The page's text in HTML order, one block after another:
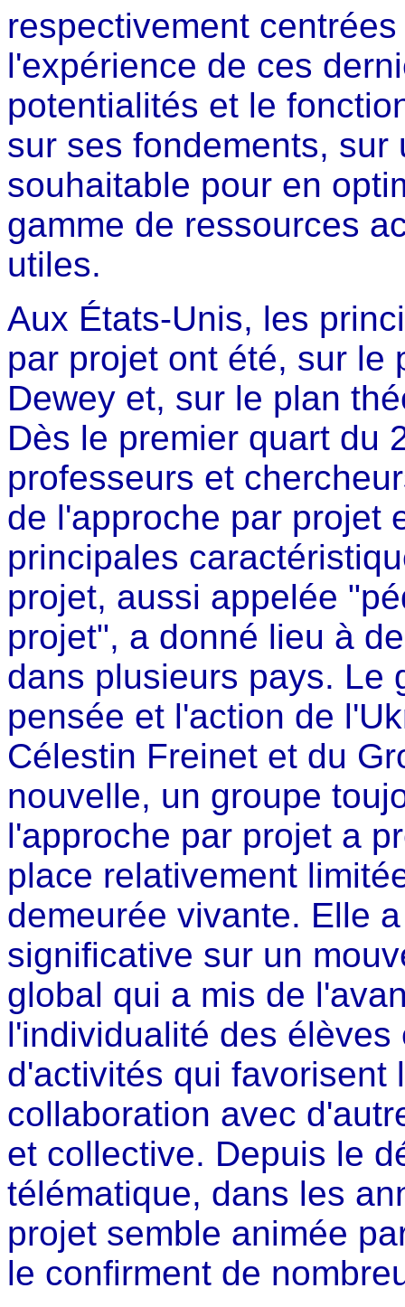
respectivement
l'expérience de ces
potentialités et le
sur ses fondements,
souhaitable pour en
gamme de ressources
utiles.
Aux États-Unis, les
par projet ont été, sur le
Dewey et, sur le plan
Dès le premier quart du
professeurs et
de l'approche par projet
principales
projet, aussi appelée
projet", a donné lieu à
dans plusieurs pays. Le
pensée et l'action de
Célestin Freinet et du
nouvelle, un groupe
l'approche par projet a
place relativement
demeurée vivante. Elle
significative sur un
global qui a mis de
l'individualité des
d'activités qui favorisent
collaboration avec
et collective. Depuis le
télématique, dans les
projet semble animée
le confirment de